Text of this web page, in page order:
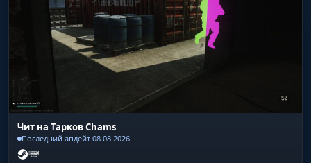
Чит на Тарков Chams
Последний апдейт 08.08.2026